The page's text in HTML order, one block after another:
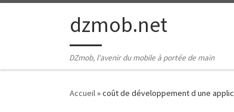
Passer au contenudzmob.net
DZmob, l'avenir du mobile à portée de main
Accueil»coût de développement d une